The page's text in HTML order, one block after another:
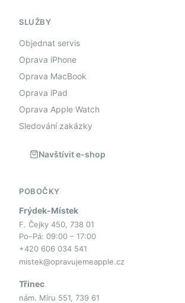
SLUŽBY
Objednat servis
Oprava iPhone
Oprava MacBook
Oprava iPad
Oprava Apple Watch
Sledování zakázky
Navštívit e-shop
POBOČKY
Frýdek-Místek
F. Čejky 450, 738 01
Po–Pá: 09:00 – 17:00
+420 606 034 541
mistek@opravujemeapple.cz
Třinec
nám. Míru 551, 739 61